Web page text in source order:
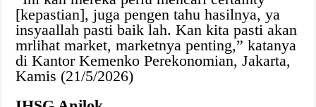
[kepastian], juga pengen tahu hasilnya, ya
insyaallah pasti baik lah. Kan kita pasti akan
mrlihat market, marketnya penting,” katanya
di Kantor Kemenko Perekonomian, Jakarta,
Kamis (21/5/2026)